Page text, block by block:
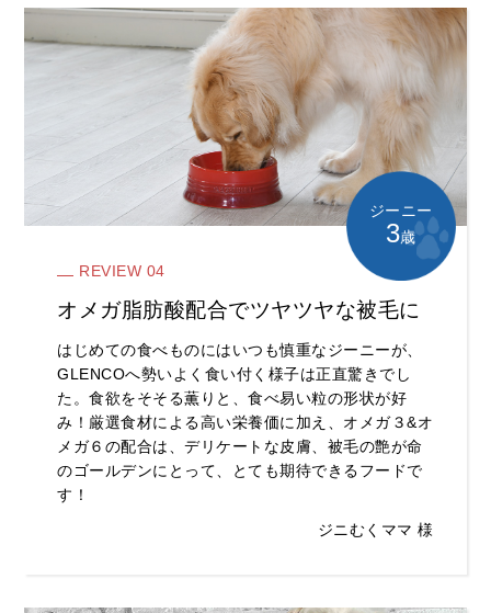
REVIEW 04
オメガ脂肪酸配合でツヤツヤな被毛に
はじめての食べものにはいつも慎重なジーニーが、
GLENCOへ勢いよく食い付く様子は正直驚きでし
た。食欲をそそる薫りと、食べ易い粒の形状が好
み！厳選食材による高い栄養価に加え、オメガ３&オ
メガ６の配合は、デリケートな皮膚、被毛の艶が命
のゴールデンにとって、とても期待できるフードで
す！
ジニむくママ 様
ジーニー
3歳